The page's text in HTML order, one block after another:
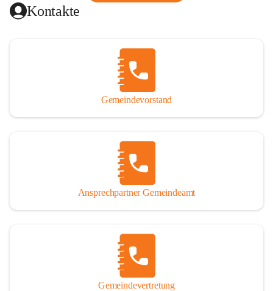
Kontakte
Gemeindevorstand
Ansprechpartner Gemeindeamt
Gemeindevertretung